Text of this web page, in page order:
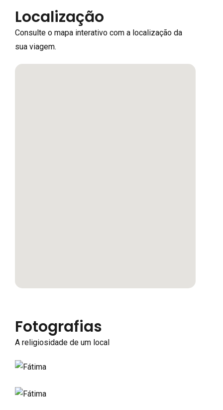
Localização
Consulte o mapa interativo com a localização da
sua viagem.
Fotografias
A religiosidade de um local